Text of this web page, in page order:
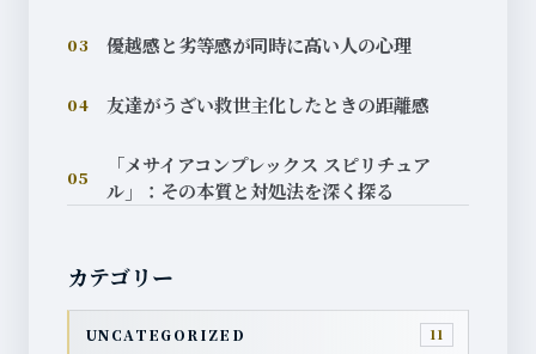
03 優越感と劣等感が同時に高い人の心理
04 友達がうざい救世主化したときの距離感
05
「メサイアコンプレックス スピリチュア
ル」：その本質と対処法を深く探る
カテゴリー
UNCATEGORIZED 11